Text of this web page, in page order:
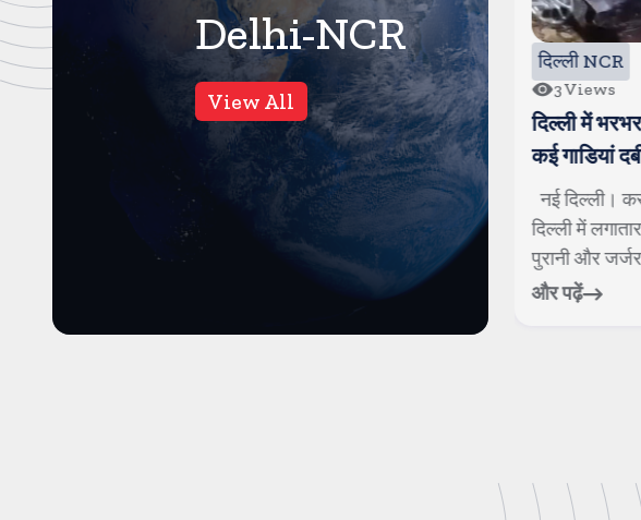
Delhi-NCR
View All
दिल्ली NCR
4Views
दिल्ली में मौत के मुहाने से बचे तीन
बच्चे, सडक किनारे खुले ड्रेन में
जा गिरे
नई दिल्ली। करंट क्राइम। देश की
राजधानी दिल्ली में लापरवाही एक बार
फिर मासूमों की जान पर भारी ...
दिल्ली NCR
3Views
दिल्ली में
कई गाडियां
बुजुर्ग की जान
नई दिल्ली।
दिल्ली में
पुरानी और
और पढ़ें